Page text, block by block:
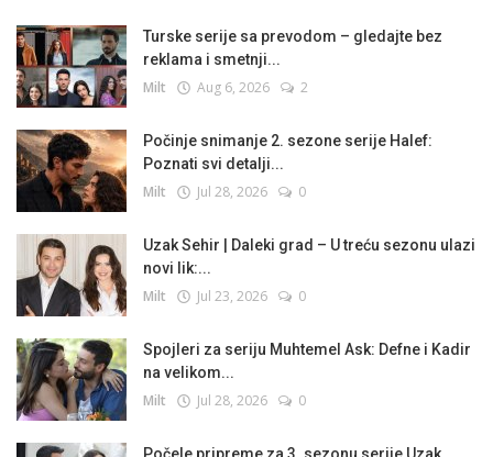
Turske serije sa prevodom – gledajte bez
reklama i smetnji...
Milt Aug 6, 2026 2
Počinje snimanje 2. sezone serije Halef:
Poznati svi detalji...
Milt Jul 28, 2026 0
Uzak Sehir | Daleki grad – U treću sezonu ulazi
novi lik:...
Milt Jul 23, 2026 0
Spojleri za seriju Muhtemel Ask: Defne i Kadir
na velikom...
Milt Jul 28, 2026 0
Počele pripreme za 3. sezonu serije Uzak